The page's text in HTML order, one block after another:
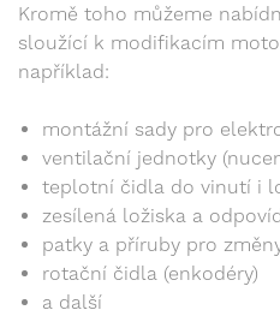
Kromě toho můžeme
sloužící k modifikacím
například:
montážní sady pro
ventilační jednotky
teplotní čidla do vinutí i
zesílená ložiska a
patky a příruby pro
rotační čidla (enkodéry)
a další